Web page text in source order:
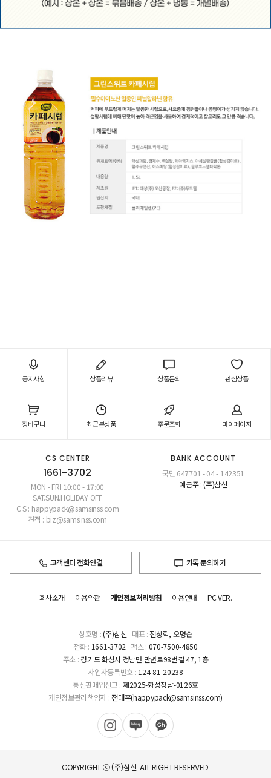
공지사항 상품리뷰 상품문의 관심상품
장바구니 최근본상품 주문조회 마이페이지
CS CENTER
1661-3702
MON - FRI 10:00 - 17:00
SAT.SUN.HOLIDAY OFF
C S : happypack@samsinss.com
견적 : biz@samsinss.com
BANK ACCOUNT
국민 647701 - 04 - 142351
예금주 : (주)삼신
고객센터 전화연결 카톡 문의하기
회사소개 이용약관 개인정보처리방침 이용안내 PC VER.
상호명 :(주)삼신 대표 : 전상학, 오명순
전화 : 1661-3702 팩스 : 070-7500-4850
주소 : 경기도 화성시 정남면 만년로98번길 47, 1층
사업자등록번호 : 124-81-20238
통신판매업신고 : 제2025-화성정남-0126호
개인정보관리책임자 : 전대훈(happypack@samsinss.com)
COPYRIGHT ⓒ (주)삼신. ALL RIGHT RESERVED.